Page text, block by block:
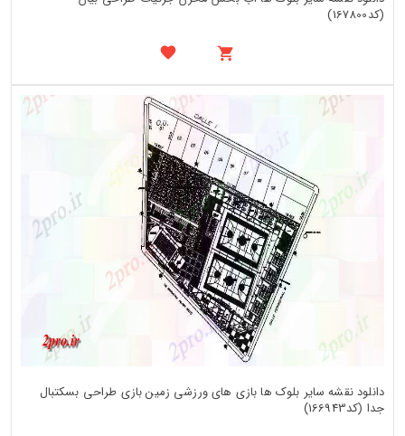
(کد167800)
دانلود نقشه سایر بلوک ها بازی های ورزشی زمین بازی طراحی بسکتبال
جدا (کد166943)